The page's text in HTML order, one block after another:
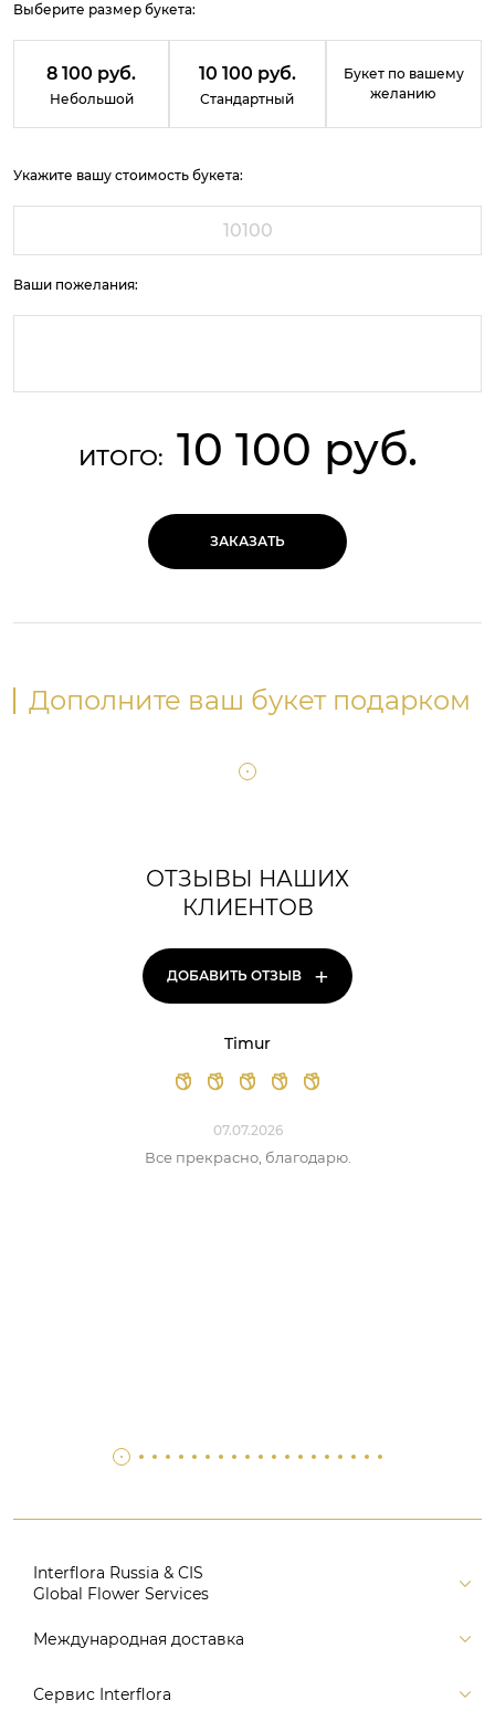
Выберите размер букета:
8 100 руб.
Небольшой
10 100 руб.
Стандартный
Букет по вашему
желанию
Укажите вашу стоимость букета:
Ваши пожелания:
ИТОГО: 10 100 руб.
ЗАКАЗАТЬ
Дополните ваш букет подарком
ОТЗЫВЫ НАШИХ
КЛИЕНТОВ
ДОБАВИТЬ ОТЗЫВ +
Timur
07.07.2026
Все прекрасно, благодарю.
Interflora Russia & CIS
Global Flower Services
Версия для печати
Поиск
Международная доставка
Россия
Сервис Interflora